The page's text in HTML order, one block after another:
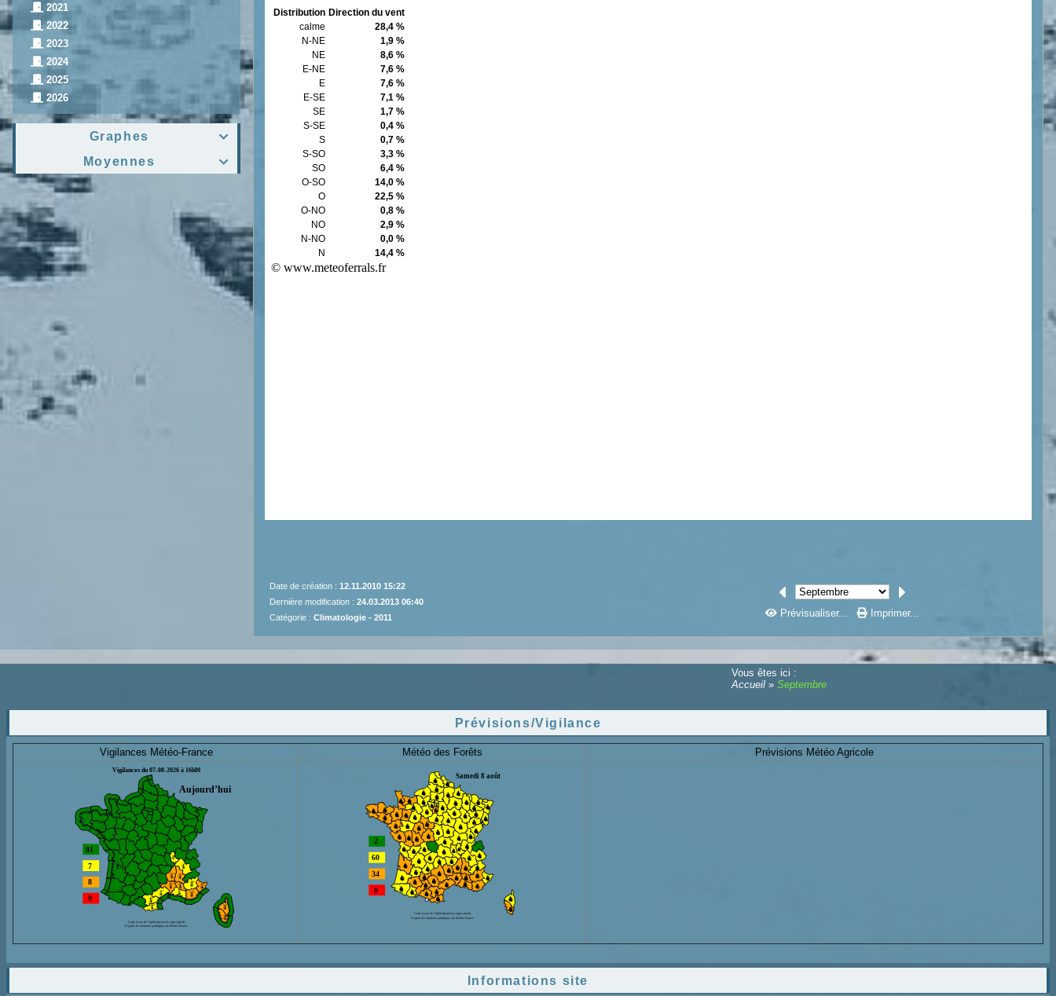
2021
2022
2023
2024
2025
2026

Graphes

Moyennes
Date de création : 12.11.2010 15:22
Dernière modification : 24.03.2013 06:40
Catégorie : Climatologie - 2011 Prévisualiser... Imprimer...
Vous êtes ici :
Accueil»Septembre
Prévisions/Vigilance
Vigilances Météo-France Météo des Forêts Prévisions Météo Agricole
Informations site